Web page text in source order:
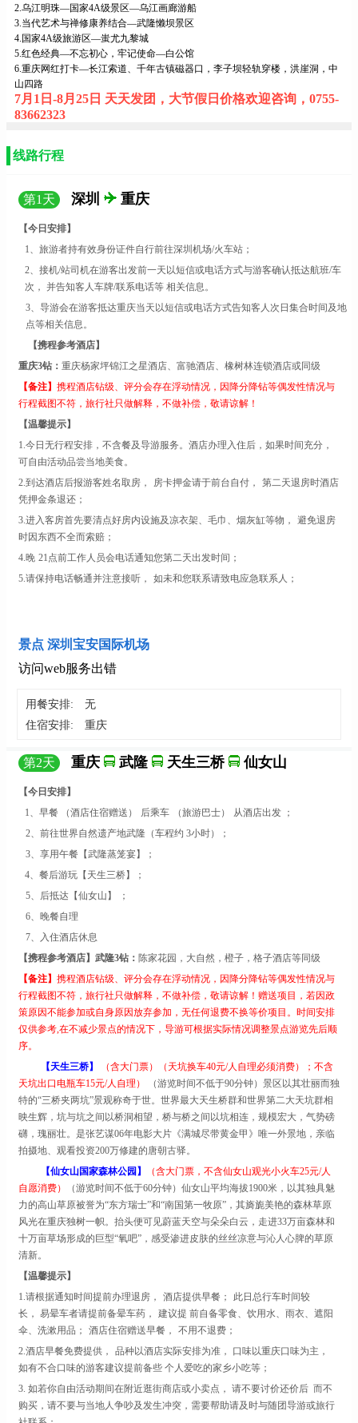
2.乌江明珠—国家4A级景区—乌江画廊游船
3.当代艺术与禅修康养结合—武隆懒坝景区
4.国家4A级旅游区—蚩尤九黎城
5.红色经典—不忘初心，牢记使命—白公馆
6.重庆网红打卡—长江索道、千年古镇磁器口，李子坝轻轨穿楼，洪崖洞，中
山四路
7月1日-8月25日 天天发团，大节假日价格欢迎咨询，0755-
83662323
线路行程
第1 天 深圳 重庆
【今日安排】
1、旅游者持有效身份证件自行前往深圳机场/火车站；
2、接机/站司机在游客出发前一天以短信或电话方式与游客确认抵达航班/车
次， 并告知客人车牌/联系电话等 相关信息。
3、导游会在游客抵达重庆当天以短信或电话方式告知客人次日集合时间及地
点等相关信息。
【携程参考酒店】
重庆3钻： 重庆杨家坪锦江之星酒店
富驰酒店、橡树林连锁酒店或同级
【备注】 携程酒店钻级、评分会存在浮动情况，因降分降钻等偶发性情况与
行程截图不符，旅行社只做解释，不做补偿，敬请谅解！
【温馨提示】
1 今日无行程安排，不含餐及导游服务。酒店办理入住后，如果时间充分，
可自由活动品尝当地美食。
2 到达酒店后报游客姓名取房， 房卡押金请于前台自付，
第二天退房时酒店
凭押金条退还；
3 进入客房首先要清点好房内设施及凉衣架、毛巾、烟灰缸等物，
避免退房
时因东西不全而索赔；
4 晚 21点前工作人员会电话通知您第二天出发时间；
5 请保持电话畅通并注意接听， 如未和您联系请致电应急联系人；
景点 深圳宝安国际机场
访问web服务出错
用餐安排:
无
住宿安排:
重庆
第2天 重庆 武隆 天生三桥 仙女山
【今日安排】
1、早餐
（酒店住宿赠送） 后乘车 （旅游巴士） 从酒店出发 ；
2、前往世界自然遗产地武隆 （车程约 3小时）；
3、享用午餐【武隆蒸笼宴】
；
4、餐后游玩 【天生三桥】
；
5、后抵达【仙女山】
；
6、 晚餐自理
7、入住酒店休息
【携程参考酒店】 武隆3钻： 陈家花园，大自然，橙子，格子酒店等同级
【备注】 携程酒店钻级、评分会存在浮动情况，因降分降钻等偶发性情况与
行程截图不符，旅行社只做解释，不做补偿，敬请谅解！ 赠送项目，若因政
策原因不能参加或自身原因放弃参加，无任何退费不换等价项目。时间安排
仅供参考 ,在不减少景点的情况下，导游可根据实际情况调整景点游览先后顺
序。
【天生三桥】 （含大门票）（天坑换车40元/人自理必须消费）； 不含
天坑出口电瓶车15元/人自理） （游览时间不低于90分钟）景区以其壮丽而独
特的“三桥夹两坑”景观称奇于世。世界最大天生桥群和世界第二大天坑群相
映生辉，坑与坑之间以桥洞相望，桥与桥之间以坑相连，规模宏大，气势磅
礴，瑰丽壮。是张艺谋06年电影大片《满城尽带黄金甲》唯一外景地，亲临
拍摄地、观看投资200万修建的唐朝古驿。
【仙女山国家森林公园】 （含大门票 ，不含仙女山观光小火车25元/人
自愿消费） （游览时间不低于60分钟）仙女山平均海拔1900米，以其独具魅
力的高山草原被誉为“东方瑞士”和“南国第一牧原”，其旖旎美艳的森林草原
风光在重庆独树一帜。抬头便可见蔚蓝天空与朵朵白云，走进33万亩森林和
十万亩草场形成的巨型“氧吧”，感受渗进皮肤的丝丝凉意与沁人心脾的草原
清新。
【温馨提示】
1 请根据通知时间提前办理退房， 酒店提供早餐；
此日总行车时间较
长， 易晕车者请提前备晕车药， 建议提 前自备零食、饮用水、雨衣、遮阳
伞、洗漱用品；
酒店住宿赠送早餐，
不用不退费；
2 酒店早餐免费提供， 品种以酒店实际安排为准， 口味以重庆口味为主，
如有不合口味的游客建议提前备些 个人爱吃的家乡小吃等；
3 如若你自由活动期间在附近逛街商店或小卖点， 请不要讨价还价后 而不
购买，请不要与当地人争吵及发生冲突，需要帮助请及时与随团导游或旅行